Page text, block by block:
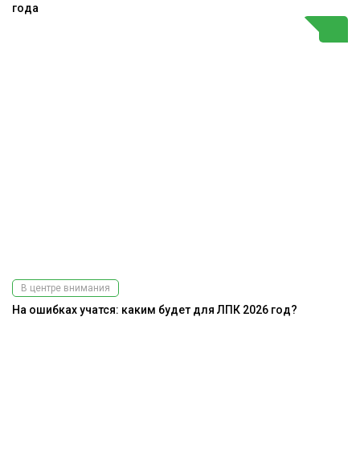
года
В центре внимания
На ошибках учатся: каким будет для ЛПК 2026 год?